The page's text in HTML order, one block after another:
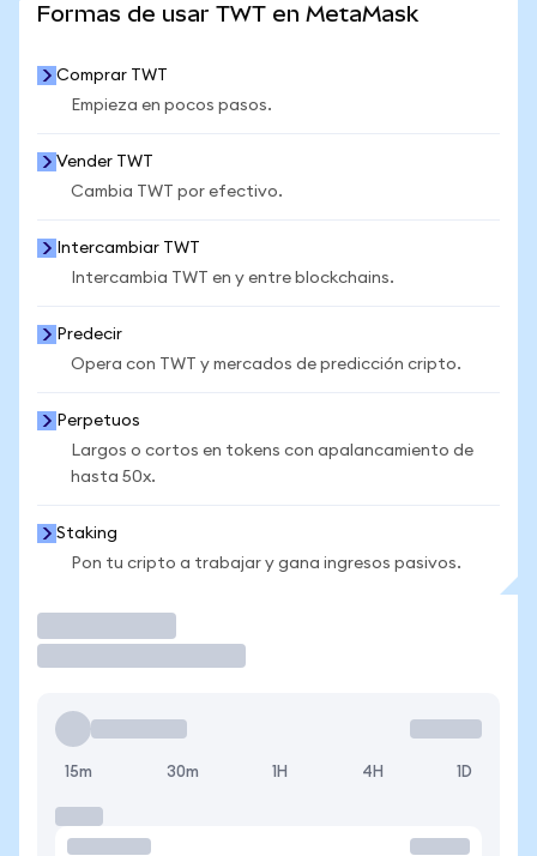
Formas de usar TWT en MetaMask
Comprar TWT
Empieza en pocos pasos.
Vender TWT
Cambia TWT por efectivo.
Intercambiar TWT
Intercambia TWT en y entre blockchains.
Predecir
Opera con TWT y mercados de predicción cripto.
Perpetuos
Largos o cortos en tokens con apalancamiento de
hasta 50x.
Staking
Pon tu cripto a trabajar y gana ingresos pasivos.
15m 30m 1H 4H 1D